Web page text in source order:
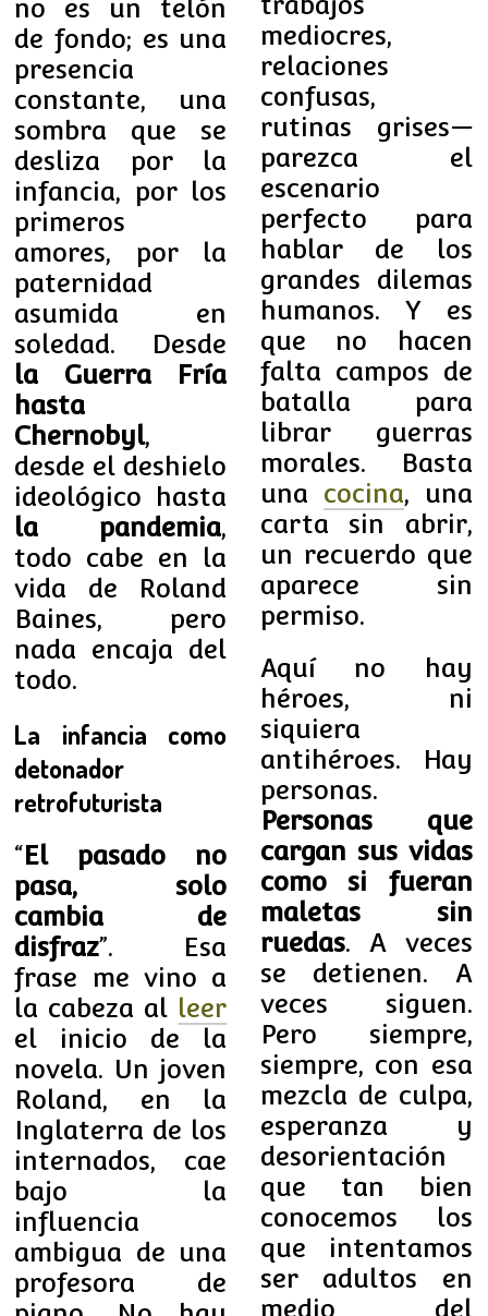
no es un telón
de fondo; es una
presencia
constante, una
sombra que se
desliza por la
infancia, por los
primeros
amores, por la
paternidad
asumida en
soledad. Desde
la Guerra Fría
hasta
Chernobyl,
desde el deshielo
ideológico hasta
la pandemia,
todo cabe en la
vida de Roland
Baines, pero
nada encaja del
todo.
La infancia como
detonador
retrofuturista
“El pasado no
pasa, solo
cambia de
disfraz”. Esa
frase me vino a
la cabeza al leer
el inicio de la
novela. Un joven
Roland, en la
Inglaterra de los
internados, cae
bajo la
influencia
ambigua de una
profesora de
mediocres,
relaciones
confusas,
rutinas grises—
parezca el
escenario
perfecto para
hablar de los
grandes dilemas
humanos. Y es
que no hacen
falta campos de
batalla para
librar guerras
morales. Basta
una cocina, una
carta sin abrir,
un recuerdo que
aparece sin
permiso.
Aquí no hay
héroes, ni
siquiera
antihéroes. Hay
personas.
Personas que
cargan sus vidas
como si fueran
maletas sin
ruedas. A veces
se detienen. A
veces siguen.
Pero siempre,
siempre, con esa
mezcla de culpa,
esperanza y
desorientación
que tan bien
conocemos los
que intentamos
ser adultos en
medio del